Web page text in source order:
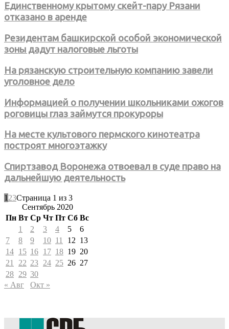
Единственному крытому скейт-пару Рязани
отказано в аренде
Резидентам башкирской особой экономической
зоны дадут налоговые льготы
На рязанскую строительную компанию завели
уголовное дело
Информацией о получении школьниками ожогов
роговицы глаз займутся прокуроры
На месте культового пермского кинотеатра
построят многоэтажку
Спиртзавод Воронежа отвоевал в суде право на
дальнейшую деятельность
1 23Страница 1 из 3
Сентябрь 2020
Пн Вт Ср Чт Пт Сб Вс
1
2 3 4 5
6
7
8 9 10 11 12 13
14 15 16 17 18 19 20
21
22 23 24 25 26 27
28 29 30
« Авг
Окт »